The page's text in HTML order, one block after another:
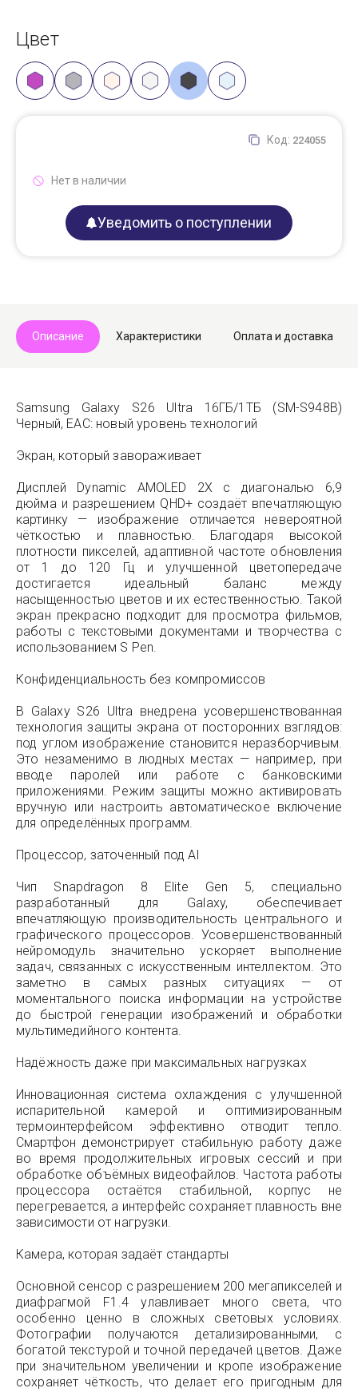
Цвет
Код: 224055
Нет в наличии
Уведомить о поступлении
Описание Характеристики Оплата и доставка
Samsung Galaxy S26 Ultra 16ГБ/1ТБ (SM-S948B)
Черный, EAC: новый уровень технологий
Экран, который завораживает
Дисплей Dynamic AMOLED 2X с диагональю 6,9
дюйма и разрешением QHD+ создаёт впечатляющую
картинку — изображение отличается невероятной
чёткостью и плавностью. Благодаря высокой
плотности пикселей, адаптивной частоте обновления
от 1 до 120 Гц и улучшенной цветопередаче
достигается идеальный баланс между
насыщенностью цветов и их естественностью. Такой
экран прекрасно подходит для просмотра фильмов,
работы с текстовыми документами и творчества с
использованием S Pen.
Конфиденциальность без компромиссов
В Galaxy S26 Ultra внедрена усовершенствованная
технология защиты экрана от посторонних взглядов:
под углом изображение становится неразборчивым.
Это незаменимо в людных местах — например, при
вводе паролей или работе с банковскими
приложениями. Режим защиты можно активировать
вручную или настроить автоматическое включение
для определённых программ.
Процессор, заточенный под AI
Чип Snapdragon 8 Elite Gen 5, специально
разработанный для Galaxy, обеспечивает
впечатляющую производительность центрального и
графического процессоров. Усовершенствованный
нейромодуль значительно ускоряет выполнение
задач, связанных с искусственным интеллектом. Это
заметно в самых разных ситуациях — от
моментального поиска информации на устройстве
до быстрой генерации изображений и обработки
мультимедийного контента.
Надёжность даже при максимальных нагрузках
Инновационная система охлаждения с улучшенной
испарительной камерой и оптимизированным
термоинтерфейсом эффективно отводит тепло.
Смартфон демонстрирует стабильную работу даже
во время продолжительных игровых сессий и при
обработке объёмных видеофайлов. Частота работы
процессора остаётся стабильной, корпус не
перегревается, а интерфейс сохраняет плавность вне
зависимости от нагрузки.
Камера, которая задаёт стандарты
Основной сенсор с разрешением 200 мегапикселей и
диафрагмой F1.4 улавливает много света, что
особенно ценно в сложных световых условиях.
Фотографии получаются детализированными, с
богатой текстурой и точной передачей цветов. Даже
при значительном увеличении и кропе изображение
сохраняет чёткость, что делает его пригодным для